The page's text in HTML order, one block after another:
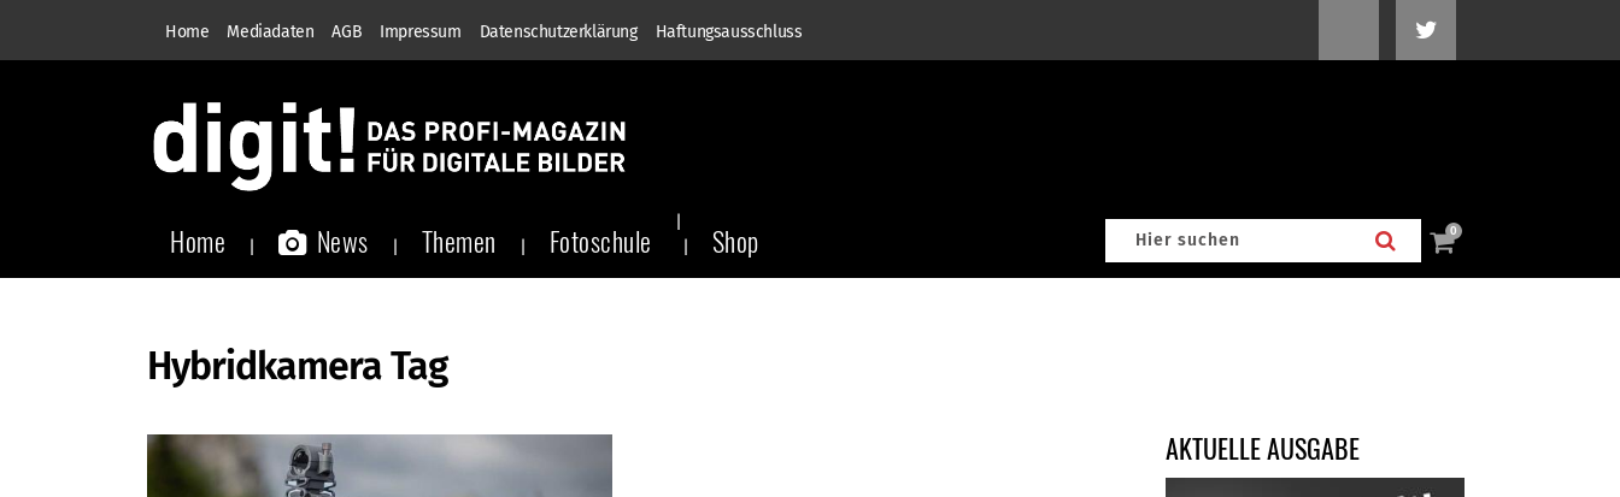
Home Mediadaten AGB Impressum Datenschutzerklärung Haftungsausschluss
Home News Themen Fotoschule Shop 0
Hybridkamera Tag
AKTUELLE AUSGABE